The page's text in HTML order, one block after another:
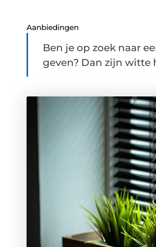
Aanbiedingen
Ben je op zoek naar
geven? Dan zijn witte